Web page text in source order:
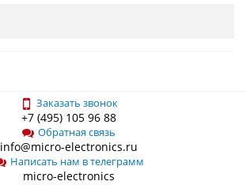
Заказать звонок
+7 (495) 105 96 88
Обратная связь
info@micro-electronics.ru
Написать нам в телеграмм
micro-electronics